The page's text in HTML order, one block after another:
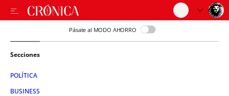
Pásate al MODO AHORRO
Secciones
POLÍTICA
BUSINESS